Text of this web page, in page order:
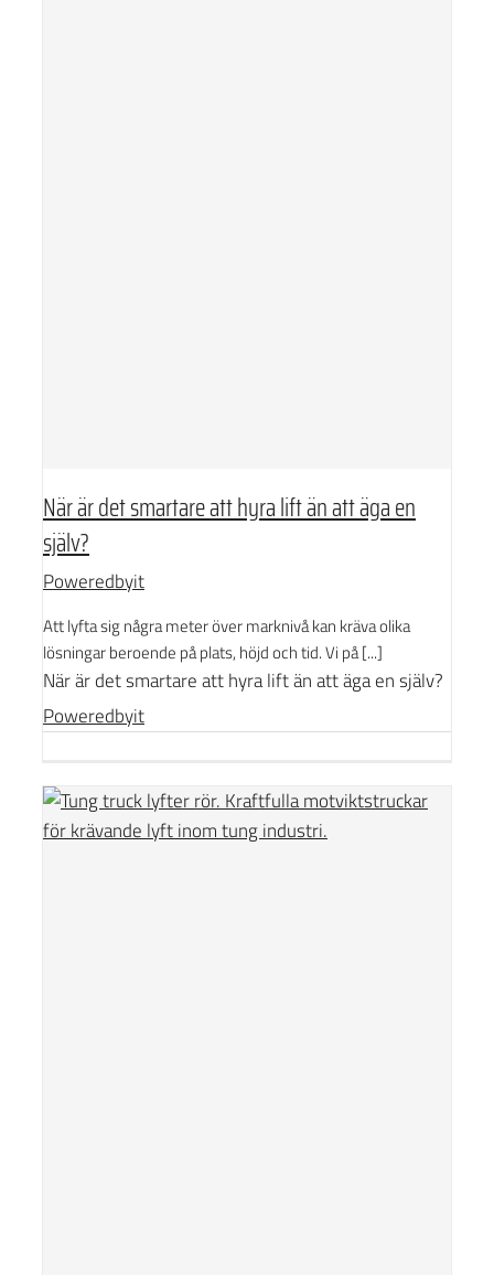
När är det smartare att hyra lift än att äga en
själv?
Poweredbyit
Att lyfta sig några meter över marknivå kan kräva olika
lösningar beroende på plats, höjd och tid. Vi på [...]
När är det smartare att hyra lift än att äga en själv?
Poweredbyit